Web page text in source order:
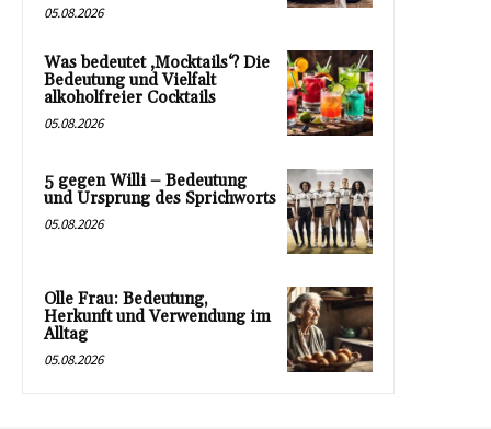
05.08.2026
Was bedeutet ‚Mocktails‘? Die
Bedeutung und Vielfalt
alkoholfreier Cocktails
05.08.2026
5 gegen Willi – Bedeutung
und Ursprung des Sprichworts
05.08.2026
Olle Frau: Bedeutung,
Herkunft und Verwendung im
Alltag
05.08.2026